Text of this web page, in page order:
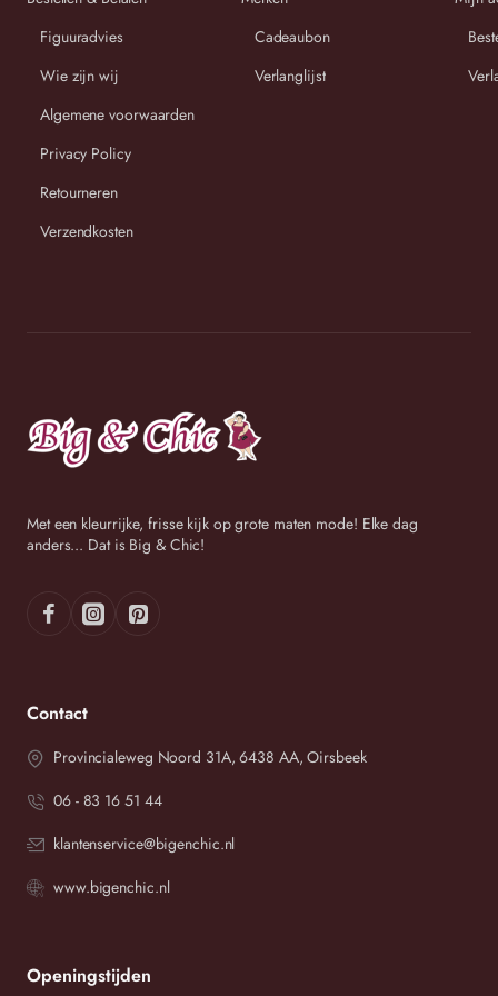
te versturen.
Figuuradvies
Wie zijn wij
Algemene voorwaarden
Privacy Policy
Retourneren
Verzendkosten
Cadeaubon
Verlanglijst
Met een kleurrijke, frisse kijk op grote maten mode! Elke dag
anders... Dat is Big & Chic!
Contact
Provincialeweg Noord 31A, 6438 AA, Oirsbeek
06 - 83 16 51 44
klantenservice@bigenchic.nl
www.bigenchic.nl
Openingstijden